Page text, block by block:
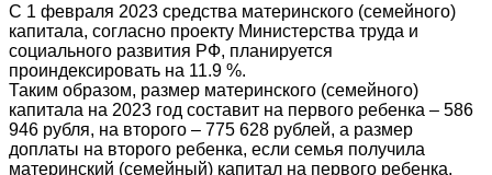
С 1 февраля 2023 средства материнского (семейного)
капитала, согласно проекту Министерства труда и
социального развития РФ, планируется
проиндексировать на 11.9 %.
Таким образом, размер материнского (семейного)
капитала на 2023 год составит на первого ребенка – 586
946 рубля, на второго – 775 628 рублей, а размер
доплаты на второго ребенка, если семья получила
материнский (семейный) капитал на первого ребенка,